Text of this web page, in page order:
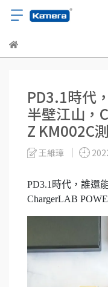
PD3.1時代
半壁江山，
Z KM002C
王維璋
PD3.1時代，誰還
ChargerLAB